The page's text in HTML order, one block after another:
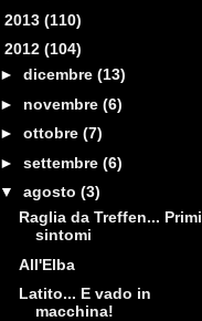
2013 (110)
2012 (104)
► dicembre (13)
► novembre (6)
► ottobre (7)
► settembre (6)
▼ agosto (3)
Raglia da Treffen... Primi
sintomi
All'Elba
Latito... E vado in
macchina!